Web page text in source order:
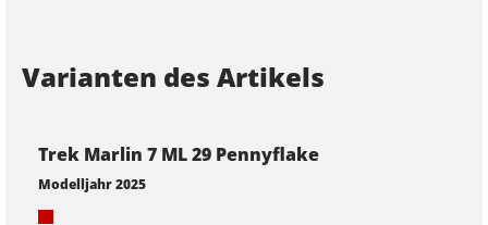
Varianten des Artikels
Trek Marlin 7 ML 29 Pennyflake
Modelljahr 2025